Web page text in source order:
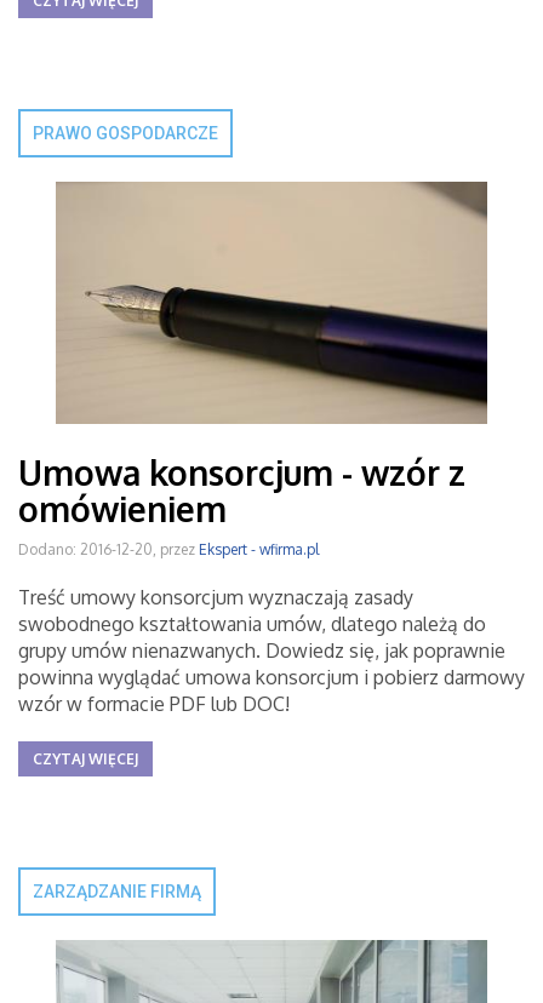
PRAWO GOSPODARCZE
Umowa konsorcjum - wzór z
omówieniem
Dodano: 2016-12-20, przez Ekspert - wfirma.pl
Treść umowy konsorcjum wyznaczają zasady
swobodnego kształtowania umów, dlatego należą do
grupy umów nienazwanych. Dowiedz się, jak poprawnie
powinna wyglądać umowa konsorcjum i pobierz darmowy
wzór w formacie PDF lub DOC!
CZYTAJ WIĘCEJ
ZARZĄDZANIE FIRMĄ